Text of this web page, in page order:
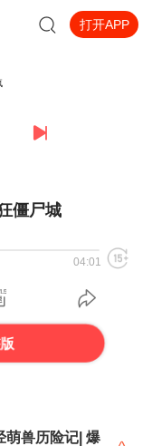
打开APP
僵尸城
04:01
萌兽历险记| 爆